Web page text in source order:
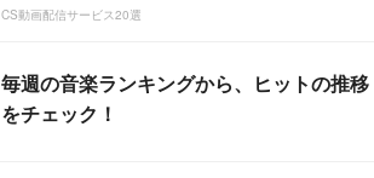
CS動画配信サービス20選
毎週の音楽ランキングから、ヒットの推移
をチェック！